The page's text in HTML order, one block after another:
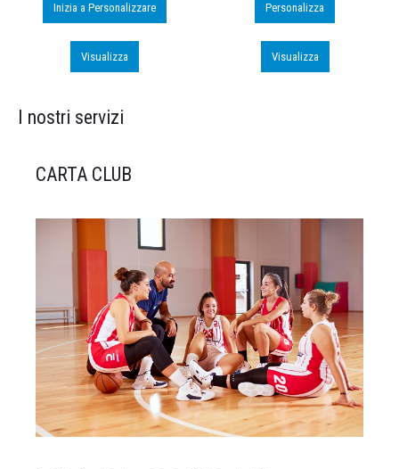
Inizia a Personalizzare
Visualizza
Personalizza
Visualizza
I nostri servizi
CARTA CLUB